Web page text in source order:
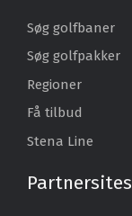
Søg golfbaner
Søg golfpakker
Regioner
Få tilbud
Stena Line
Partnersites